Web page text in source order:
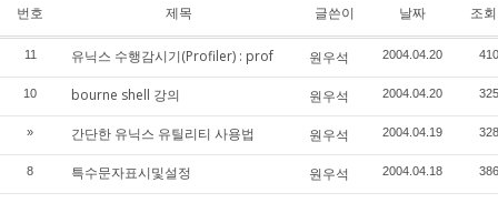
번호 제목 글쓴이 날짜 조
11 유닉스 수행감시기(Profiler) : prof 원우석 2004.04.20
10 bourne shell 강의 원우석 2004.04.20
» 간단한 유닉스 유틸리티 사용법 원우석 2004.04.19
8 특수문자표시및설정 원우석 2004.04.18